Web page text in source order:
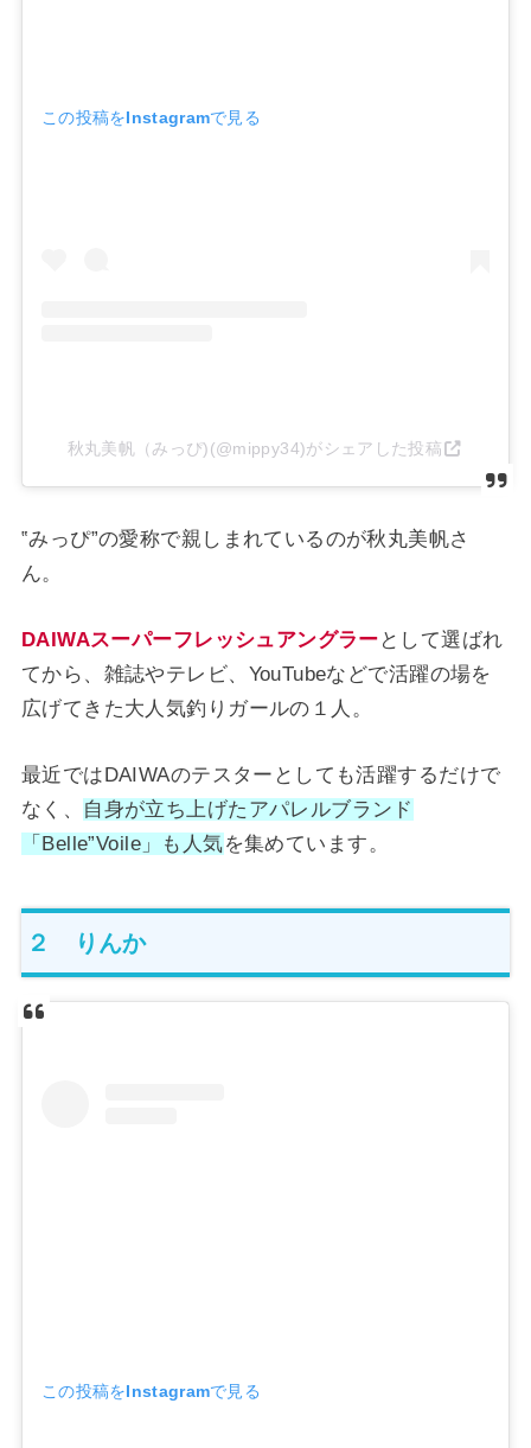
この投稿をInstagramで見る
秋丸美帆（みっぴ)(@mippy34)がシェアした投稿
‟みっぴ”の愛称で親しまれているのが秋丸美帆さ
ん。
DAIWAスーパーフレッシュアングラー として選ばれ
てから、雑誌やテレビ、YouTubeなどで活躍の場を
広げてきた大人気釣りガールの１人。
最近ではDAIWAのテスターとしても活躍するだけで
なく、 自身が立ち上げたアパレルブランド
「Belle”Voile」も人気を集めています。
２ りんか
この投稿をInstagramで見る